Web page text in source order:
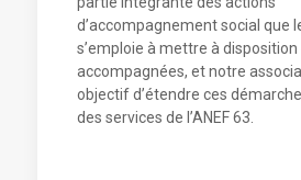
d’accompagnement social que
s’emploie à mettre à
accompagnées, et notre
objectif d’étendre ces
des services de l’ANEF 63.